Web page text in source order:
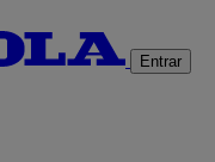
Entrar